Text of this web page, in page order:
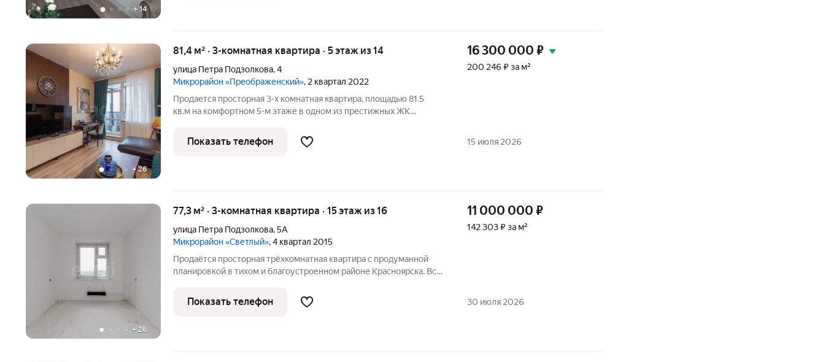
+ 14
+26
81,4 м² · 3-комнатная квартира · 5 этаж из 14
улица Петра Подзолкова,4
Микрорайон «Преображенский», 2 квартал 2022
Продается просторная 3-х комнатная квартира, площадью 81.5
кв.м на комфортном 5-м этаже в одном из престижных ЖК
этажности 8-14 этажей.Находится между ул.Подзолкова и
пешеходным бульваром
16 300 000 ₽
200 246 ₽ за м²
Показать телефон 15 июля 2026
+ 26
77,3 м² · 3-комнатная квартира · 15 этаж из 16
улица Петра Подзолкова,5А
Микрорайон «Светлый», 4 квартал 2015
Продаётся просторная трёхкомнатная квартира с продуманной
планировкой в тихом и благоустроенном районе Красноярска. Все
отличную тепло- и звукоизоляцию, плюс квартира не угловая.
Внутри
11 000 000 ₽
142 303 ₽ за м²
Показать телефон 30 июля 2026